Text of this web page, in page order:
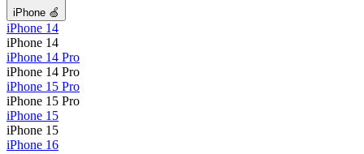
iPhone 🍏
iPhone 14
iPhone 14
iPhone 14 Pro
iPhone 14 Pro
iPhone 15 Pro
iPhone 15 Pro
iPhone 15
iPhone 15
iPhone 16